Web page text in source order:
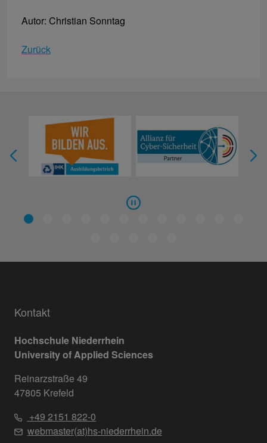
Autor: Christian Sonntag
Zurück
Kontakt
Hochschule Niederrhein
University of Applied Sciences
Reinarzstraße 49
47805 Krefeld
+49 2151 822-0
webmaster(at)hs-niederrhein.de